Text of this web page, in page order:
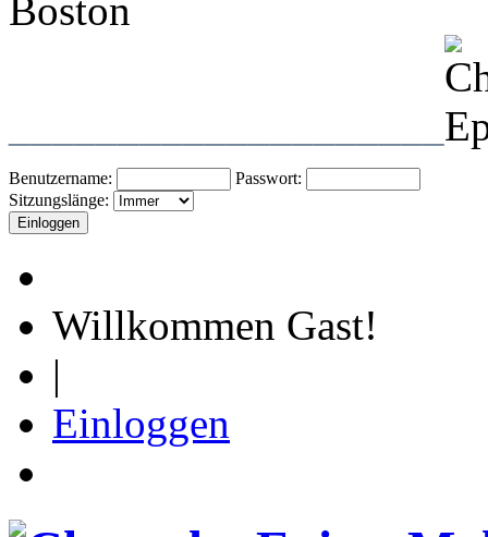
Benutzername:
Passwort:
Sitzungslänge:
Willkommen Gast!
|
Einloggen